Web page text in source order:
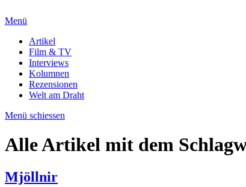
Menü
Artikel
Film & TV
Interviews
Kolumnen
Rezensionen
Welt am Draht
Menü schiessen
Alle Artikel mit dem
Mjöllnir